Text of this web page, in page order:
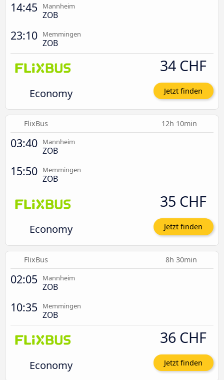
14:45 Mannheim
ZOB
23:10 Memmingen
ZOB
Economy
34 CHF
Jetzt finden
FlixBus 12h 10min
03:40 Mannheim
ZOB
15:50 Memmingen
ZOB
Economy
35 CHF
Jetzt finden
FlixBus 8h 30min
02:05 Mannheim
ZOB
10:35 Memmingen
ZOB
Economy
36 CHF
Jetzt finden